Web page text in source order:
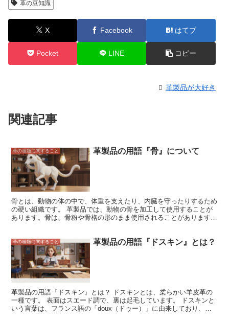
革の豆知識
X Facebook はてブ
Pocket LINE コピー
革製品が大好き
関連記事
革の種類に関すること 革製品の用語『骨』について
骨とは、動物の体の中で、体重を支えたり、内臓を守ったりするため
の硬い組織です。 革製品では、動物の骨を加工して使用することが
あります。骨は、骨粉や骨格の形のまま使用されることがあります。
れることがあります。
革の種類に関すること 革製品の用語『ドスキン』とは？
革製品の用語『ドスキン』とは？ ドスキンとは、柔らかい羊皮革の
一種です。 表面はスエード調で、裏は起毛しています。 ドスキンと
いう言葉は、フランス語の「doux（ドゥー）」に由来しており、こ